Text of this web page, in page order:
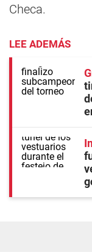
Checa.
LEE ADEMÁS